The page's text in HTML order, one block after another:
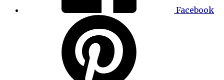
Facebook